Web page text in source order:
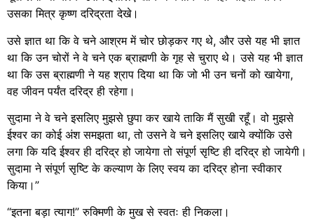
उसका मित्र कृष्ण दरिद्रता देखे।
उसे ज्ञात था कि वे चने आश्रम में चोर छोड़कर गए थे, और उसे यह भी ज्ञात
था कि उन चोरों ने वे चने एक ब्राह्मणी के गृह से चुराए थे। उसे यह भी ज्ञात
था कि उस ब्राह्मणी ने यह श्राप दिया था कि जो भी उन चनों को खायेगा,
वह जीवन पर्यंत दरिद्र ही रहेगा।
सुदामा ने वे चने इसलिए मुझसे छुपा कर खाये ताकि मैं सुखी रहूँ। वो मुझसे
ईश्वर का कोई अंश समझता था, तो उसने वे चने इसलिए खाये क्योंकि उसे
लगा कि यदि ईश्वर ही दरिद्र हो जायेगा तो संपूर्ण सृष्टि ही दरिद्र हो जायेगी।
सुदामा ने संपूर्ण सृष्टि के कल्याण के लिए स्वय का दरिद्र होना स्वीकार
किया।”
“इतना बड़ा त्याग!” रुक्मिणी के मुख से स्वतः ही निकला।